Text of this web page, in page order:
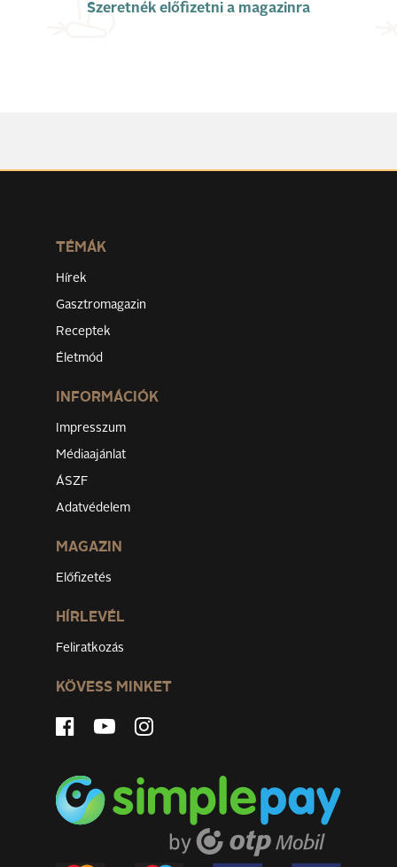
Szeretnék előfizetni a magazinra
TÉMÁK
Hírek
Gasztromagazin
Receptek
Életmód
INFORMÁCIÓK
Impresszum
Médiaajánlat
ÁSZF
Adatvédelem
MAGAZIN
Előfizetés
HÍRLEVÉL
Feliratkozás
KÖVESS MINKET